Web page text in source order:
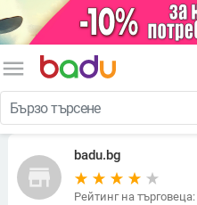
menu
store
badu.bg
Рейтинг на търговеца: